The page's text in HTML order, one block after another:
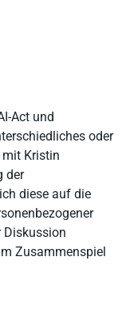
Act und
oder
mit Kristin
der
diese auf die
Diskussion
Zusammenspiel